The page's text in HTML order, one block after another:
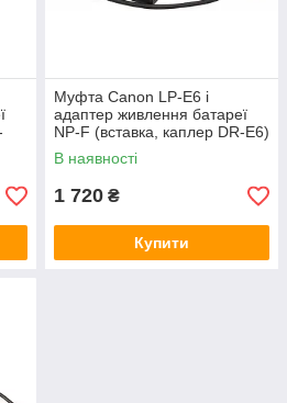
Муфта Canon LP-E6 і
адаптер живлення батареї
NP-F (вставка, каплер DR-E6)
для EOS R, EOS R5, EOS R6
В наявності
1 720 ₴
Купити